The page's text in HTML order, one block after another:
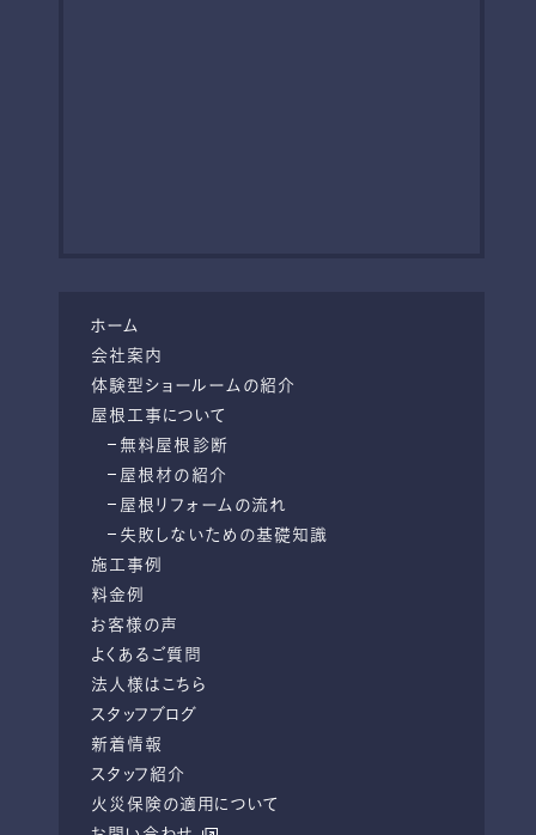
ホーム
会社案内
体験型ショールームの紹介
屋根工事について
無料屋根診断
屋根材の紹介
屋根リフォームの流れ
失敗しないための基礎知識
施工事例
料金例
お客様の声
よくあるご質問
法人様はこちら
スタッフブログ
新着情報
スタッフ紹介
火災保険の適用について